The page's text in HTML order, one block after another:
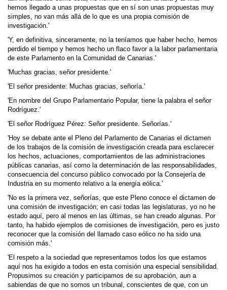
hemos llegado a unas propuestas que en sí son unas propuestas muy
simples, no van más allá de lo que es una propia comisión de
investigación.'
'Y, en definitiva, sinceramente, no la teníamos que haber hecho, hemos
perdido el tiempo y hemos hecho un flaco favor a la labor parlamentaria
de este Parlamento en la Comunidad de Canarias.'
'Muchas gracias, señor presidente.'
'El señor presidente: Muchas gracias, señoría.'
'En nombre del Grupo Parlamentario Popular, tiene la palabra el señor
Rodríguez.'
'El señor Rodríguez Pérez: Señor presidente. Señorías.'
'Hoy se debate ante el Pleno del Parlamento de Canarias el dictamen
de los trabajos de la comisión de investigación creada para esclarecer
los hechos, actuaciones, comportamientos de las administracio­nes
públicas canarias, así como la determinación de las responsabilidades,
consecuencia del concurso público convocado por la Consejería de
Industria en su momento relativo a la energía eólica.'
'No es la primera vez, señorías, que este Pleno conoce el dictamen de
una comisión de inves­tigación; en casi todas las legislaturas, yo no he
estado aquí, pero al menos en las últimas, se han creado algunas. Por
tanto, ha habido ejemplos de comisiones de investigación, pero es justo
reconocer que la comisión del llamado caso eólico no ha sido una
comisión más.'
'El respeto a la sociedad que representamos todos los que estamos
aquí nos ha exigido a todos en esta comisión una especial sensibilidad.
Propusimos su creación y participamos de su aprobación, aun a
sabiendas de que no somos un tribunal, conscientes de que, con un